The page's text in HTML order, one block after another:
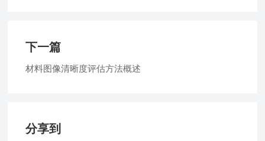
下一篇
材料图像清晰度评估方法概述
分享到